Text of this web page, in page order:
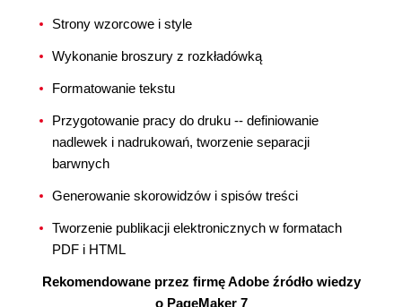
Strony wzorcowe i style
Wykonanie broszury z rozkładówką
Formatowanie tekstu
Przygotowanie pracy do druku -- definiowanie
nadlewek i nadrukowań, tworzenie separacji
barwnych
Generowanie skorowidzów i spisów treści
Tworzenie publikacji elektronicznych w formatach
PDF i HTML
Rekomendowane przez firmę Adobe źródło wiedzy
o PageMaker 7